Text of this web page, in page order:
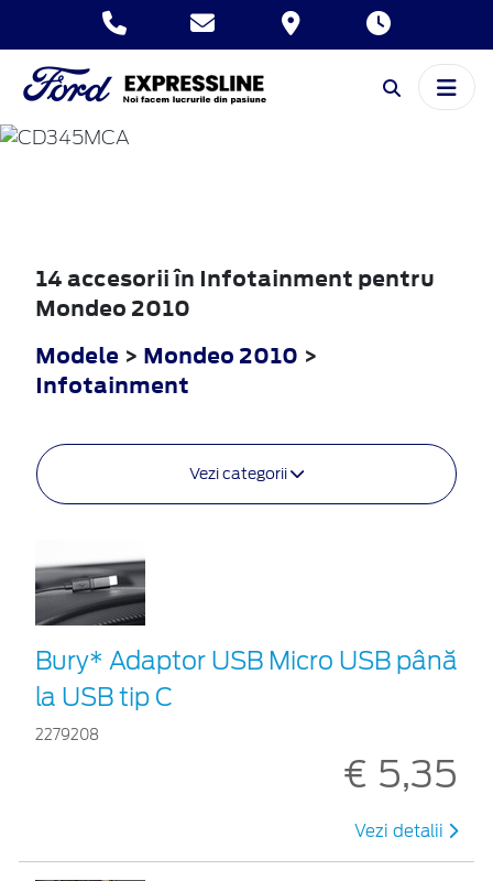
MONDEO
14 accesorii în Infotainment pentru
Mondeo 2010
Modele > Mondeo 2010 >
Infotainment
Vezi categorii
Bury* Adaptor USB Micro USB până
la USB tip C
2279208
€ 5,35
Vezi detalii